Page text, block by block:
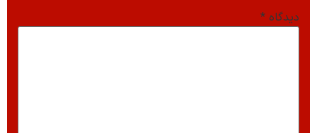
دیدگاه *